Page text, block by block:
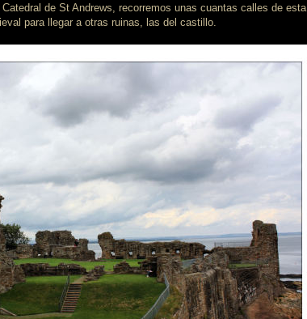
Catedral de St Andrews, recorremos unas cuantas calles de esta
para llegar a otras ruinas, las del castillo.